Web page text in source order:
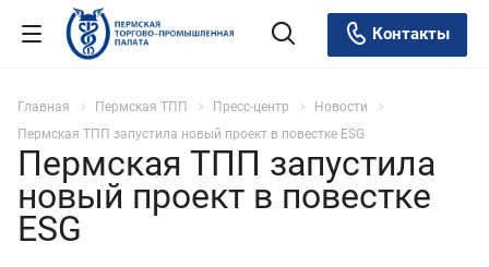
Контакты
Главная Пермская ТПП Пресс-центр
Новости
Пермская ТПП запустила новый проект в повестке ESG
Пермская ТПП запустила
новый проект в повестке
ESG